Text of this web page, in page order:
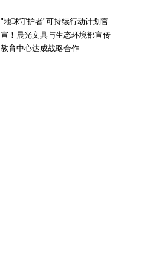
"地球守护者"可持续行动计划官
宣！晨光文具与生态环境部宣传
教育中心达成战略合作